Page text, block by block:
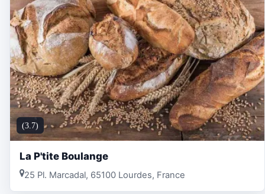
(3.7)
La P'tite Boulange
25 Pl. Marcadal, 65100 Lourdes, France